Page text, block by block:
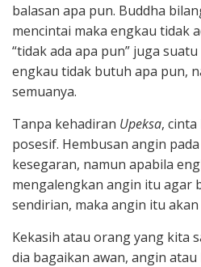
balasan apa pun. Buddha
mencintai maka engkau tidak
“tidak ada apa pun” juga
engkau tidak butuh apa pun,
semuanya.
Tanpa kehadiran Upeksa,
posesif. Hembusan angin
kesegaran, namun apabila
mengalengkan angin itu agar
sendirian, maka angin itu akan
Kekasih atau orang yang kita
dia bagaikan awan, angin